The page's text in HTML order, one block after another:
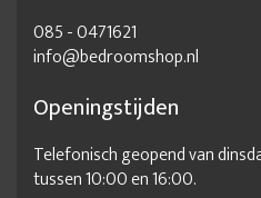
085 - 0471621
info@bedroomshop.nl
Openingstijden
Telefonisch geopend van
tussen 10:00 en 16:00.